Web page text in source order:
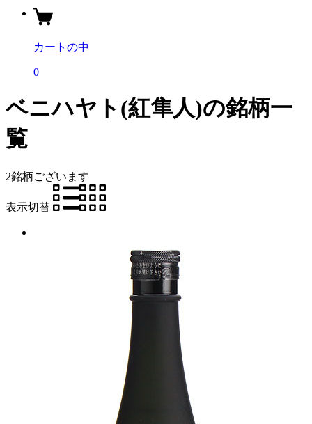
カートの中
0
ベニハヤト(紅隼人)の銘柄一
覧
2銘柄ございます
表示切替